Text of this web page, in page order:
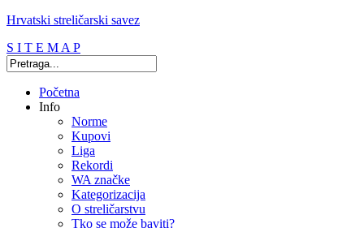
Hrvatski streličarski savez
S I T E M A P
Početna
Info
Norme
Kupovi
Liga
Rekordi
WA značke
Kategorizacija
O streličarstvu
Tko se može baviti?